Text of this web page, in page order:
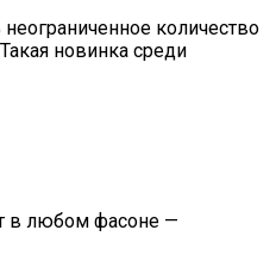
количество
новинка среди
в любом фасоне —